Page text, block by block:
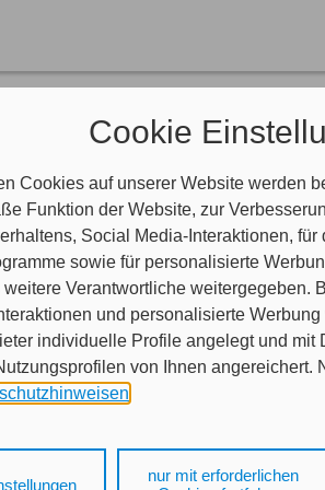
Cookie
Cookies auf unserer Website werden
Funktion der Website, zur
Social Media-Interaktionen,
sowie für personalisierte
Verantwortliche weitergegeben.
und personalisierte
individuelle Profile angelegt und mit
von Ihnen angereichert.
sowohl der Speicherung der
nur mit erforderlichen
helfen?
Fragen?